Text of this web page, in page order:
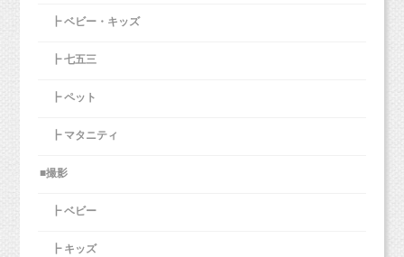
┣ ベビー・キッズ
┣ 七五三
┣ ペット
┣ マタニティ
■撮影
┣ ベビー
┣ キッズ